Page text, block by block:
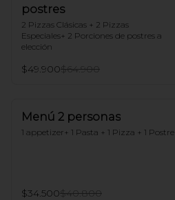
postres
2 Pizzas Clásicas + 2 Pizzas
Especiales+ 2 Porciones de postres a
elección
$49.900$64.900
Menú 2 personas
1 appetizer+ 1 Pasta + 1 Pizza + 1 Postre
$34.500$40.800